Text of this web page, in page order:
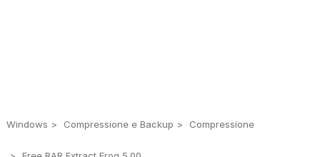
Windows Compressione e Backup Compressione